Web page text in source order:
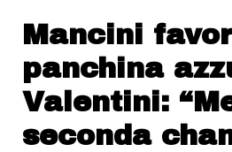
Mancini
panchina
Valentini:
seconda